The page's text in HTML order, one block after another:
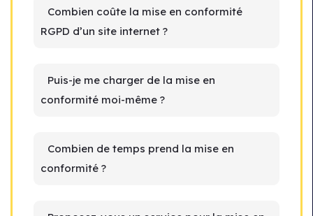
Combien coûte la mise en conformité
RGPD d’un site internet ?
Puis-je me charger de la mise en
conformité moi-même ?
Combien de temps prend la mise en
conformité ?